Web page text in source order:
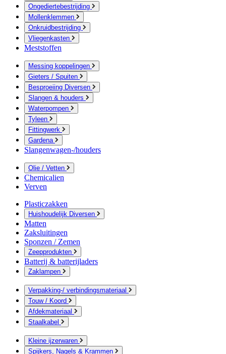
Ongediertebestrijding
Mollenklemmen
Onkruidbestrijding
Vliegenkasten
Meststoffen
Messing koppelingen
Gieters / Spuiten
Besproeiing Diversen
Slangen & houders
Waterpompen
Tyleen
Fittingwerk
Gardena
Slangenwagen-/houders
Olie / Vetten
Chemicalien
Verven
Plasticzakken
Huishoudelijk Diversen
Matten
Zaksluitingen
Sponzen / Zemen
Zeepprodukten
Batterij & batterijladers
Zaklampen
Verpakking-/ verbindingsmateriaal
Touw / Koord
Afdekmateriaal
Staalkabel
Kleine ijzerwaren
Spijkers, Nagels & Krammen